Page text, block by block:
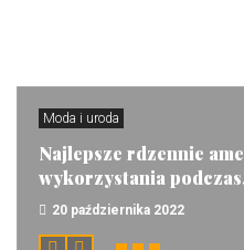
Moda i uroda
Najlepsze rdzennie
wykorzystania
20 października 2022